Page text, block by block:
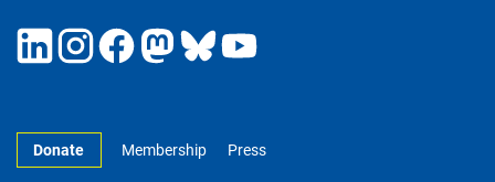
Donate Membership Press